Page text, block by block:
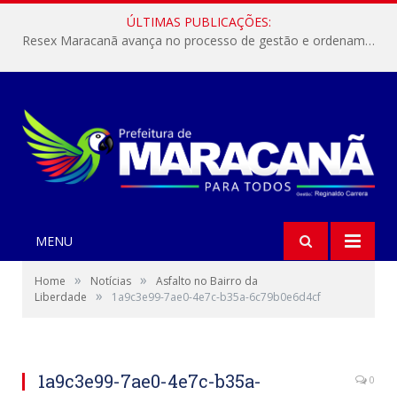
ÚLTIMAS PUBLICAÇÕES:
Resex Maracanã avança no processo de gestão e ordenamento do turismo em nossas áreas protegidas.
MENU
Home » Notícias »
Asfalto no Bairro da
Liberdade
» 1a9c3e99-7ae0-4e7c-b35a-6c79b0e6d4cf
1a9c3e99-7ae0-4e7c-b35a-
0